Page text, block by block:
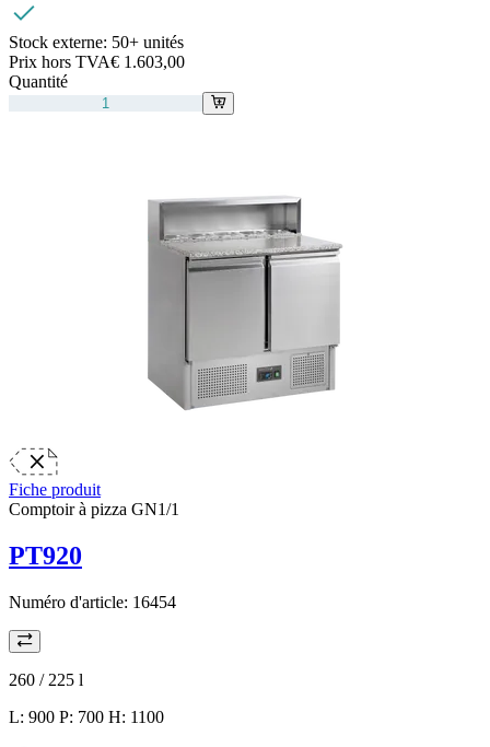
Stock externe: 50+ unités
Prix hors TVA€ 1.603,00
Quantité
Fiche produit
Comptoir à pizza GN1/1
PT920
Numéro d'article: 16454
260 / 225 l
L: 900 P: 700 H: 1100